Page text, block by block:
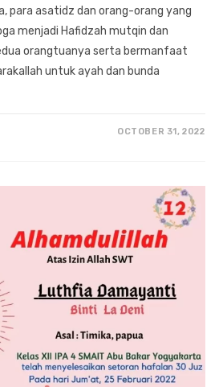
para asatidz dan orang-orang yang
menjadi Hafidzah mutqin dan
orangtuanya serta bermanfaat
untuk ayah dan bunda
OCTOBER 31, 2022